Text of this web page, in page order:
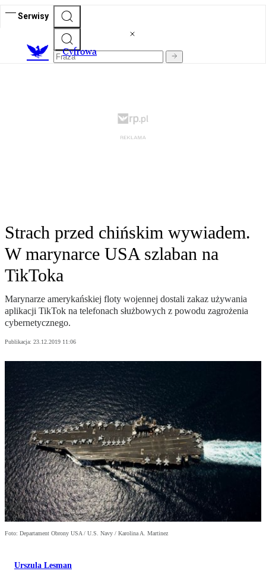
Serwisy
Cyfrowa
Strach przed chińskim wywiadem.
W marynarce USA szlaban na
TikToka
Marynarze amerykańskiej floty wojennej dostali zakaz używania
aplikacji TikTok na telefonach służbowych z powodu zagrożenia
cybernetycznego.
Publikacja: 23.12.2019 11:06
Foto: Departament Obrony USA / U.S. Navy / Karolina A. Martinez
Urszula Lesman